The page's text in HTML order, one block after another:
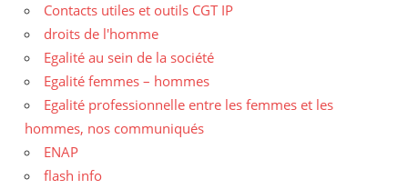
Contacts utiles et outils CGT IP
droits de l'homme
Egalité au sein de la société
Egalité femmes – hommes
Egalité professionnelle entre les femmes et les
hommes, nos communiqués
ENAP
flash info